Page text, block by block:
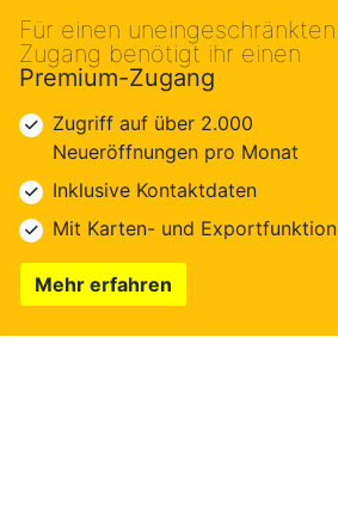
Für einen uneingeschränkten
Zugang benötigt ihr einen
Premium-Zugang
Zugriff auf über 2.000
Neueröffnungen pro Monat
Inklusive Kontaktdaten
Mit Karten- und Exportfunktion
Mehr erfahren